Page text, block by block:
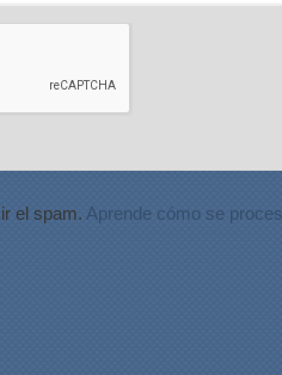
el spam. Aprende cómo se